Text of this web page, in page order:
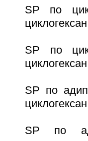
SP по
SP по
SP по
SP по